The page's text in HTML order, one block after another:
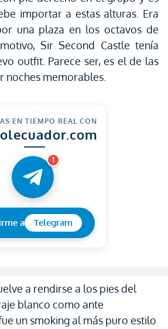
importar a estas alturas. Era
una plaza en los octavos de
Sir Second Castle tenía
outfit. Parece ser, es el de las
noches memorables.
EN TIEMPO REAL CON
1
a Telegram
a rendirse a los pies del
blanco como ante
un smoking al más puro estilo